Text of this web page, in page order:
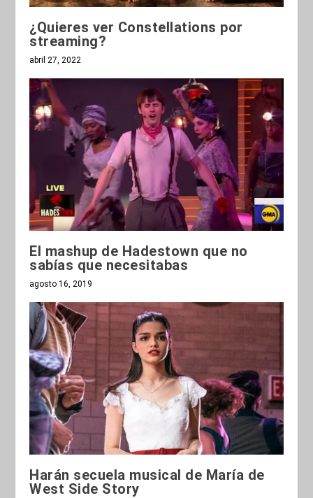
¿Quieres ver Constellations por
streaming?
abril 27, 2022
El mashup de Hadestown que no
sabías que necesitabas
agosto 16, 2019
Harán secuela musical de María de
West Side Story